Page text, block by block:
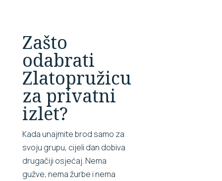
Zašto
odabrati
Zlatopružicu
za privatni
izlet?
Kada unajmite brod samo za
svoju grupu, cijeli dan dobiva
drugačiji osjećaj. Nema
gužve, nema žurbe i nema